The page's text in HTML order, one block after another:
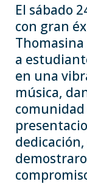
El sábado
con gran
a
en una
música,